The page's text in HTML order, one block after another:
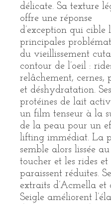
délicate. Sa texture
offre une réponse
d’exception qui cible
principales
du vieillissement
contour de l’oeil :
relâchement, cernes,
et déshydratation. Ses
protéines de lait
un film tenseur à la
de la peau pour un
lifting immédiat. La
semble alors lissée au
toucher et les rides et
paraissent réduites.
extraits d’Acmella et
Seigle améliorent